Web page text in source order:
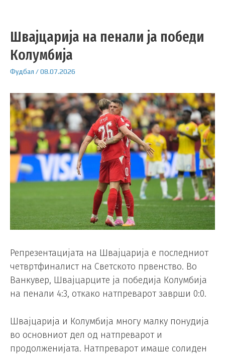
Швајцарија на пенали ја победи
Колумбија
Фудбал /08.07.2026
Репрезентацијата на Швајцарија е последниот
четвртфиналист на Светското првенство. Во
Ванкувер, Швајцарците ја победија Колумбија
на пенали 4:3, откако натпреварот заврши 0:0.
Швајцарија и Колумбија многу малку понудија
во основниот дел од натпреварот и
продолженијата. Натпреварот имаше солиден